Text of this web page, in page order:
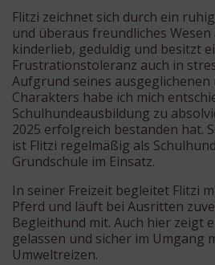
Flitzi zeichnet sich durch ein
und überaus freundliches Wesen
kinderlieb, geduldig und besitzt
Frustrationstoleranz auch in
Aufgrund seines
Charakters habe ich mich
Schulhundeausbildung zu
2025 erfolgreich bestanden hat.
ist Flitzi regelmäßig als
Grundschule im Einsatz.
In seiner Freizeit begleitet Flitzi
Pferd und läuft bei Ausritten
Begleithund mit. Auch hier zeigt
gelassen und sicher im Umgang
Umweltreizen.